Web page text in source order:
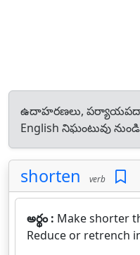
ఉదాహరణలు,
English నిఘంటువు నుండి
shorten verb
అర్థం : Make shorter
Reduce or retrench